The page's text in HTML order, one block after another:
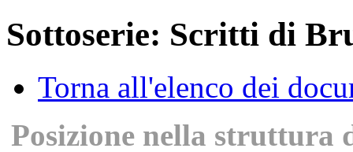
Sottoserie: Scritti di
Torna all'elenco dei
Posizione nella struttura